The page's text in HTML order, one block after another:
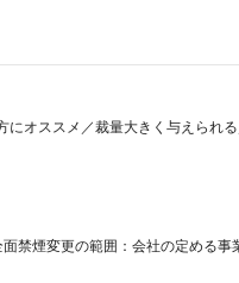
にオススメ／裁量大きく与えられ
禁煙変更の範囲：会社の定める事